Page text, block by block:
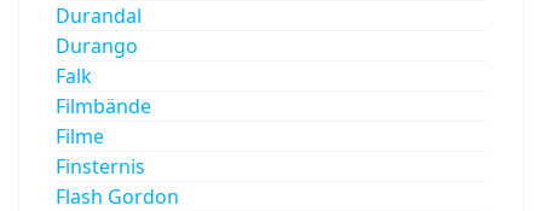
Durandal
Durango
Falk
Filmbände
Filme
Finsternis
Flash Gordon